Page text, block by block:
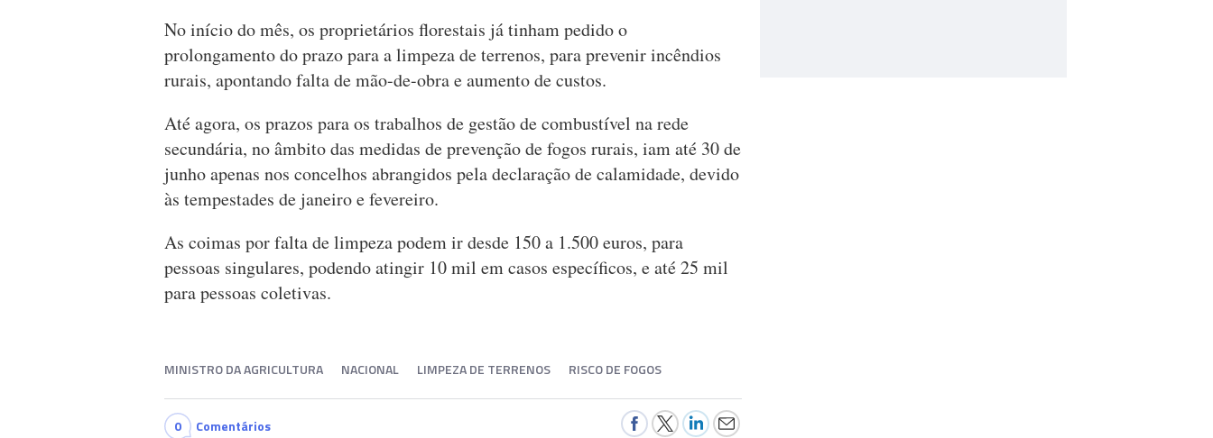
No início do mês, os proprietários florestais já tinham pedido o
prolongamento do prazo para a limpeza de terrenos, para prevenir incêndios
rurais, apontando falta de mão-de-obra e aumento de custos.
Até agora, os prazos para os trabalhos de gestão de combustível na rede
secundária, no âmbito das medidas de prevenção de fogos rurais, iam até 30 de
junho apenas nos concelhos abrangidos pela declaração de calamidade, devido
às tempestades de janeiro e fevereiro.
As coimas por falta de limpeza podem ir desde 150 a 1.500 euros, para
pessoas singulares, podendo atingir 10 mil em casos específicos, e até 25 mil
para pessoas coletivas.
MINISTRO DA AGRICULTURA NACIONAL LIMPEZA DE TERRENOS RISCO DE FOGOS
0 Comentários